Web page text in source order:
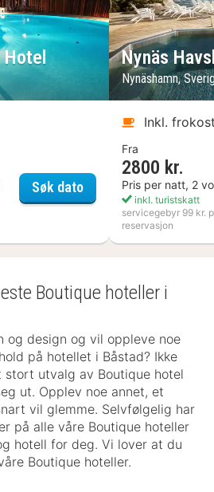
Søk datoKosta Boda Art Hotel
Nynäs
Nynäshamn,
Inkl.
Fra
2800 kr.
Pris per natt, 2
inkl. turistskatt
servicegebyr 99 kr.
reservasjon
Boutique hoteller i
og design og vil oppleve noe
på hotellet i Båstad? Ikke
stort utvalg av Boutique hotel
ut. Opplev noe annet, et
vil glemme. Selvfølgelig har
på alle våre Boutique hoteller
hotell for deg. Vi lover at du
Boutique hoteller.